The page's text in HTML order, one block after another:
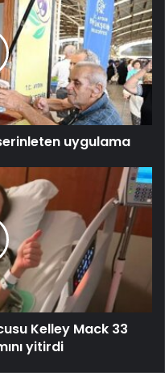
uygulama
Kelley Mack 33
yitirdi